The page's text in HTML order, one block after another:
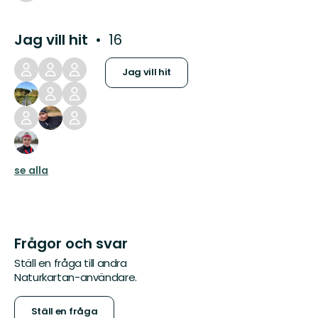
Jag vill hit 16
Jag vill hit
se alla
Frågor och svar
Ställ en fråga till andra
Naturkartan-användare.
Ställ en fråga